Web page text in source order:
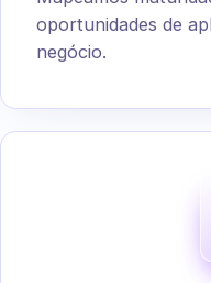
oportunidades de
negócio.